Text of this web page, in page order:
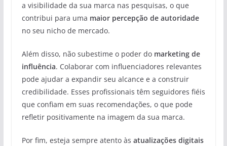
a visibilidade da sua marca nas pesquisas, o que
contribui para uma maior percepção de autoridade
no seu nicho de mercado.
Além disso, não subestime o poder do marketing de
influência. Colaborar com influenciadores relevantes
pode ajudar a expandir seu alcance e a construir
credibilidade. Esses profissionais têm seguidores fiéis
que confiam em suas recomendações, o que pode
refletir positivamente na imagem da sua marca.
Por fim, esteja sempre atento às atualizações digitais